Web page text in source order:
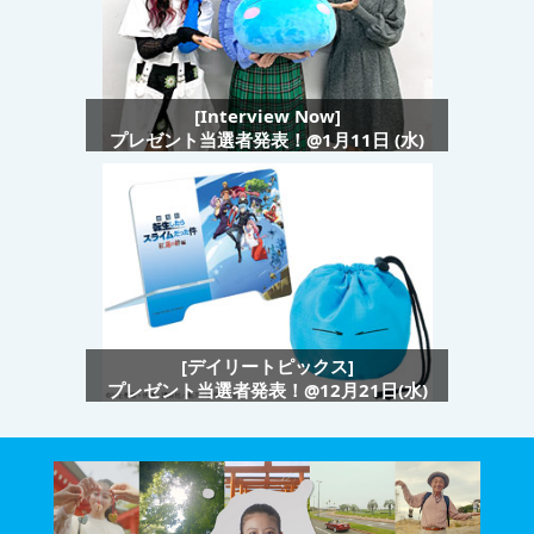
[Interview Now]
プレゼント当選者発表！@1月11日 (水)
[デイリートピックス]
プレゼント当選者発表！@12月21日(水)